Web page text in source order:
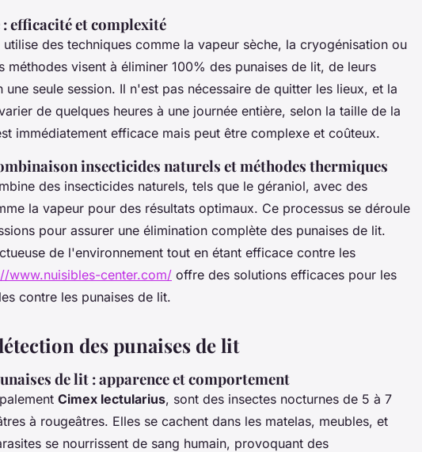
efficacité et complexité
utilise des techniques comme la vapeur sèche, la cryogénisation ou
méthodes visent à éliminer 100% des punaises de lit, de leurs
seule session. Il n'est pas nécessaire de quitter les lieux, et la
de quelques heures à une journée entière, selon la taille de la
immédiatement efficace mais peut être complexe et coûteux.
insecticides naturels et méthodes thermiques
des insecticides naturels, tels que le géraniol, avec des
la vapeur pour des résultats optimaux. Ce processus se déroule
pour assurer une élimination complète des punaises de lit.
de l'environnement tout en étant efficace contre les
www.nuisibles-center.com/ offre des solutions efficaces pour les
contre les punaises de lit.
des punaises de lit
de lit : apparence et comportement
Cimex lectularius, sont des insectes nocturnes de 5 à 7
à rougeâtres. Elles se cachent dans les matelas, meubles, et
se nourrissent de sang humain, provoquant des